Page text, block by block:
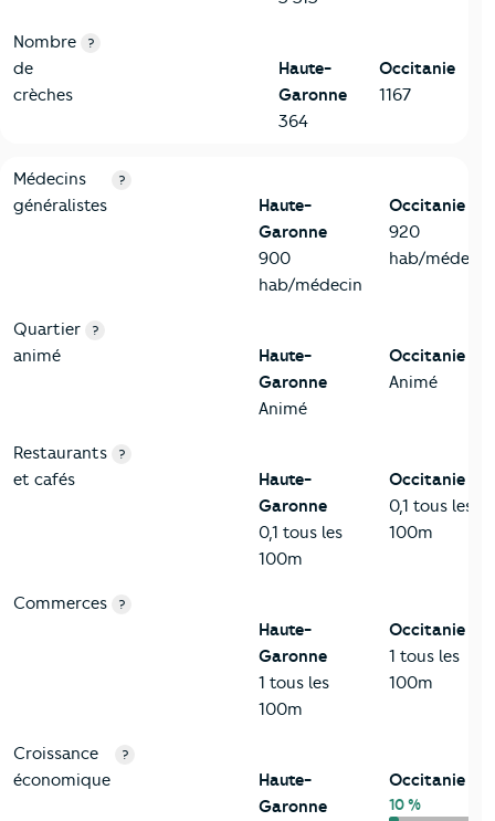
Nombre
de
crèches
?
Haute-
Garonne
364
Occitanie
1167
5-Commerces
Critères Haute-Garonne
Médecins
généralistes
?
Haute-
Garonne
900
hab/médecin
Occitanie
920
hab/médecin
Quartier
animé
?
Haute-
Garonne
Animé
Occitanie
Animé
Restaurants
et cafés
?
Haute-
Garonne
0,1 tous les
100m
Occitanie
0,1 tous les
100m
Commerces ?
Haute-
Garonne
1 tous les
100m
Occitanie
1 tous les
100m
Croissance
économique
?
Haute-
Garonne
Occitanie
10 %